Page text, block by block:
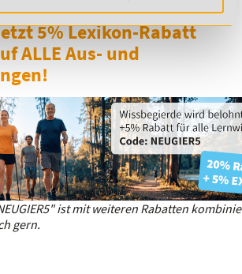
5% Lexikon-Rabatt
ALLE Aus- und
ist mit weiteren Rabatten
gern.